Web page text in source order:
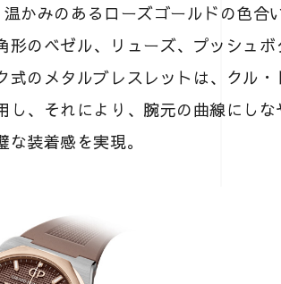
かみのあるローズゴールドの色合
のベゼル、リューズ、プッシュボ
式のメタルブレスレットは、クル・
し、それにより、腕元の曲線にしな
装着感を実現。